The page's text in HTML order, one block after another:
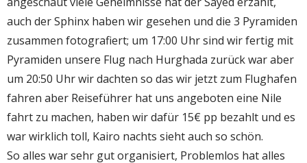
auch der Sphinx haben wir gesehen und die 3 Pyramiden
zusammen fotografiert; um 17:00 Uhr sind wir fertig mit
Pyramiden unsere Flug nach Hurghada zurück war aber
um 20:50 Uhr wir dachten so das wir jetzt zum Flughafen
fahren aber Reiseführer hat uns angeboten eine Nile
fahrt zu machen, haben wir dafür 15€ pp bezahlt und es
war wirklich toll, Kairo nachts sieht auch so schön.
So alles war sehr gut organisiert, Problemlos hat alles